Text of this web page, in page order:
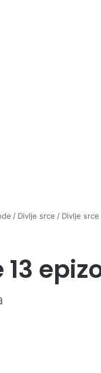
/ Divlje srce / Divlje